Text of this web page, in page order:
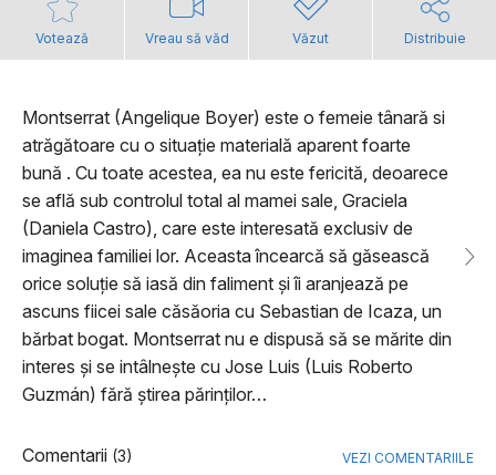
Votează Vreau să văd Văzut Distribuie
Montserrat (Angelique Boyer) este o femeie tânară si
atrăgătoare cu o situație materială aparent foarte
bună . Cu toate acestea, ea nu este fericită, deoarece
se află sub controlul total al mamei sale, Graciela
(Daniela Castro), care este interesată exclusiv de
imaginea familiei lor. Aceasta încearcă să găsească
orice soluție să iasă din faliment și îi aranjează pe
ascuns fiicei sale căsăoria cu Sebastian de Icaza, un
bărbat bogat. Montserrat nu e dispusă să se mărite din
interes și se intâlnește cu Jose Luis (Luis Roberto
Guzmán) fără știrea părinților…
Comentarii (3) VEZI COMENTARIILE